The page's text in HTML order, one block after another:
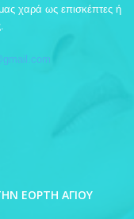
χαρά ως επισκέπτες ή
ΕΟΡΤΗ ΑΓΙΟΥ